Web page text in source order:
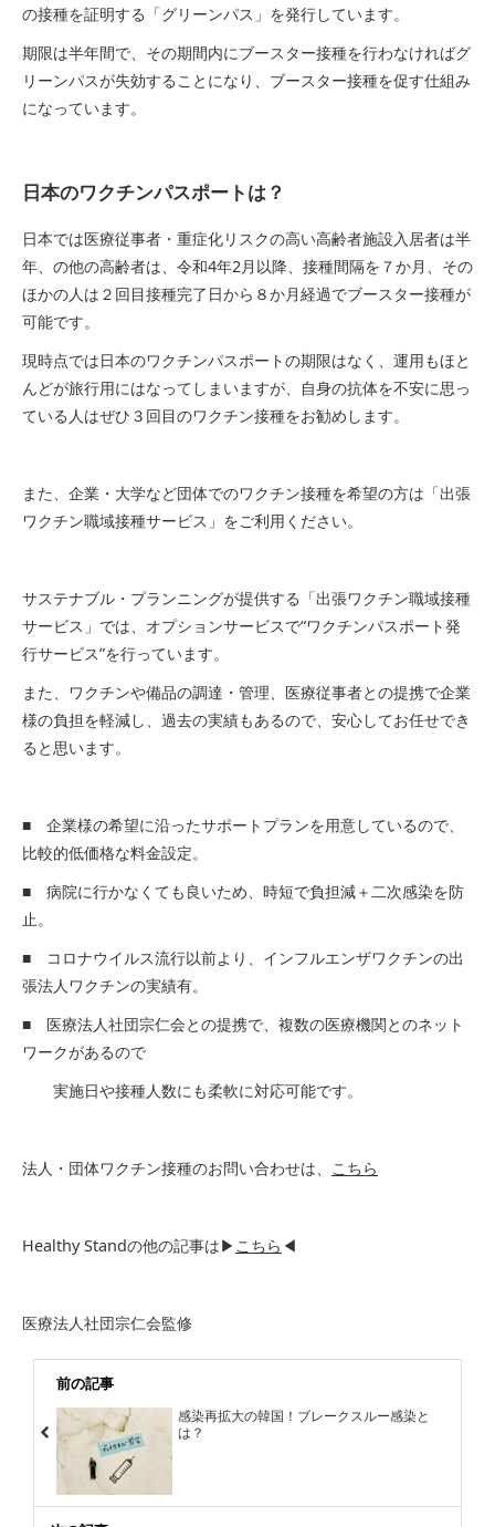
の接種を証明する「グリーンパス」を発行しています。
期限は半年間で、その期間内にブースター接種を行わなければグ
リーンパスが失効することになり、ブースター接種を促す仕組み
になっています。
日本のワクチンパスポートは？
日本では医療従事者・重症化リスクの高い高齢者施設入居者は半
年、の他の高齢者は、令和4年2月以降、接種間隔を７か月、その
ほかの人は２回目接種完了日から８か月経過でブースター接種が
可能です。
現時点では日本のワクチンパスポートの期限はなく、運用もほと
んどが旅行用にはなってしまいますが、自身の抗体を不安に思っ
ている人はぜひ３回目のワクチン接種をお勧めします。
また、企業・大学など団体でのワクチン接種を希望の方は「出張
ワクチン職域接種サービス」をご利用ください。
サステナブル・プランニングが提供する「出張ワクチン職域接種
サービス」では、オプションサービスで“ワクチンパスポート発
行サービス”を行っています。
また、ワクチンや備品の調達・管理、医療従事者との提携で企業
様の負担を軽減し、過去の実績もあるので、安心してお任せでき
ると思います。
■ 企業様の希望に沿ったサポートプランを用意しているので、
比較的低価格な料金設定。
■ 病院に行かなくても良いため、時短で負担減＋二次感染を防
止。
■ コロナウイルス流行以前より、インフルエンザワクチンの出
張法人ワクチンの実績有。
■ 医療法人社団宗仁会との提携で、複数の医療機関とのネット
ワークがあるので
実施日や接種人数にも柔軟に対応可能です。
法人・団体ワクチン接種のお問い合わせは、 こちら
Healthy Standの他の記事は▶ こちら ◀
医療法人社団宗仁会監修
前の記事
感染再拡大の韓国！ブレークスルー感染と
は？